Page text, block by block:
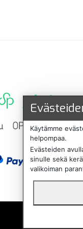
Käytämme
helpompaa.
Evästeiden
sinulle sekä
valikoiman